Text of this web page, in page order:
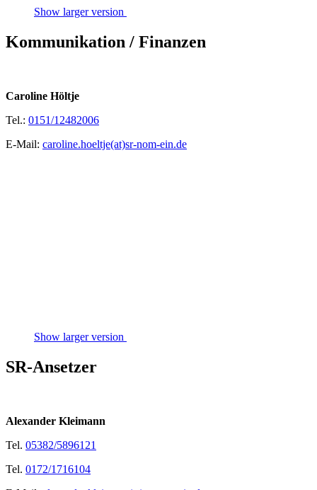
Show larger version
Kommunikation / Finanzen
Caroline Höltje
Tel.: 0151/12482006
E-Mail: caroline.hoeltje(at)sr-nom-ein.de
Show larger version
SR-Ansetzer
Alexander Kleimann
Tel. 05382/5896121
Tel. 0172/1716104